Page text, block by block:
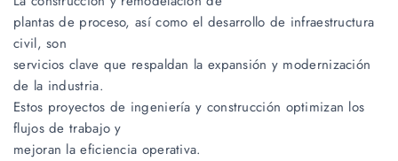
plantas de proceso, así como el desarrollo de infraestructura
civil, son
servicios clave que respaldan la expansión y modernización
de la industria.
Estos proyectos de ingeniería y construcción optimizan los
flujos de trabajo y
mejoran la eficiencia operativa.